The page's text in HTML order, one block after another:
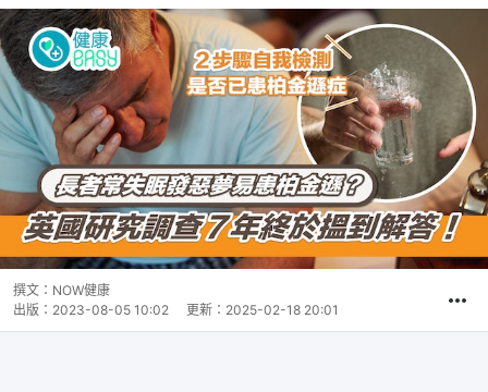
撰文： NOW健康
出版： 2023-08-05 10:02 更新： 2025-02-18 20:01